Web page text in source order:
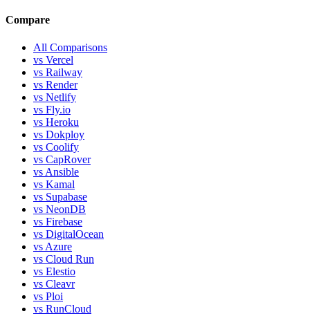
Compare
All Comparisons
vs Vercel
vs Railway
vs Render
vs Netlify
vs Fly.io
vs Heroku
vs Dokploy
vs Coolify
vs CapRover
vs Ansible
vs Kamal
vs Supabase
vs NeonDB
vs Firebase
vs DigitalOcean
vs Azure
vs Cloud Run
vs Elestio
vs Cleavr
vs Ploi
vs RunCloud